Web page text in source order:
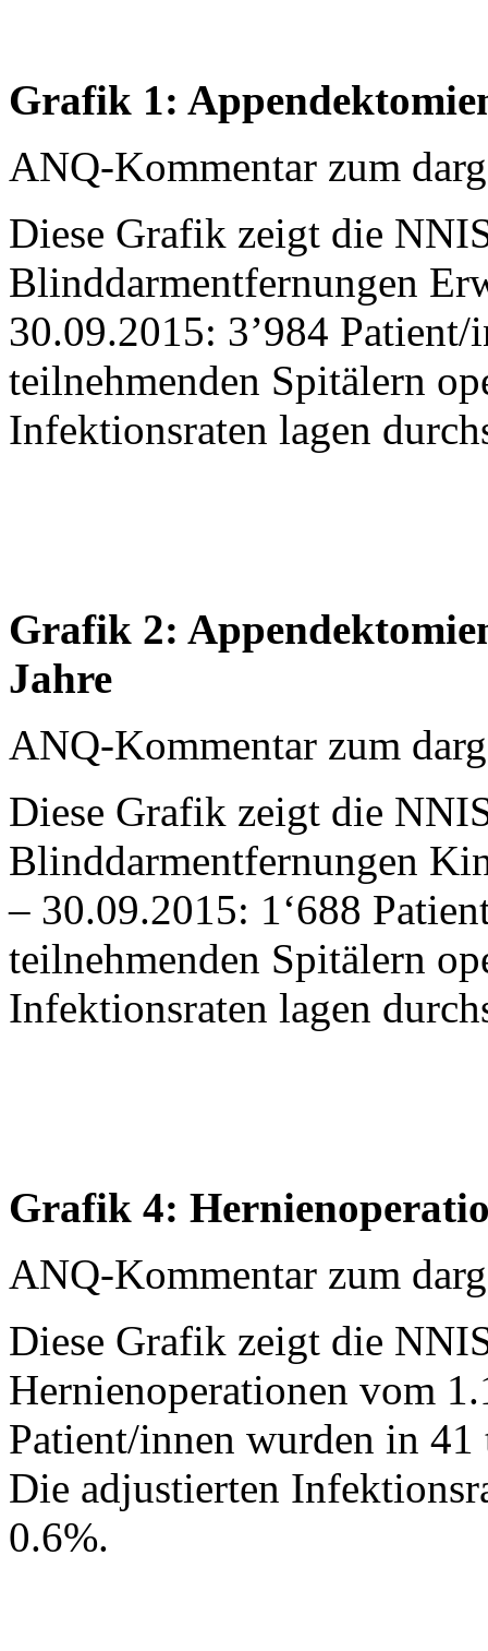
Grafik 1:
ANQ-Kommentar zum
Diese Grafik zeigt die
Blinddarmentfernungen
30.09.2015: 3’984
teilnehmenden Spitälern
Infektionsraten lagen
Grafik 2:
Jahre
ANQ-Kommentar zum
Diese Grafik zeigt die
Blinddarmentfernungen
– 30.09.2015: 1‘688
teilnehmenden Spitälern
Infektionsraten lagen
Grafik 4:
ANQ-Kommentar zum
Diese Grafik zeigt die
Hernienoperationen vom
Patient/innen wurden in
Die adjustierten
0.6%.